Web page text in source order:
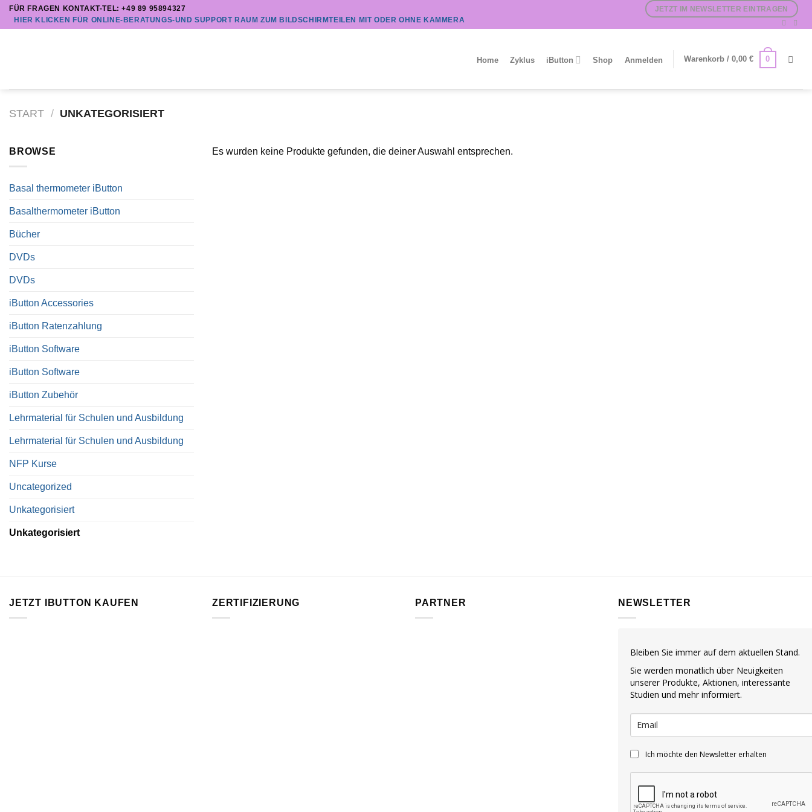
Zum
Inhalt
FÜR FRAGEN KONTAKT-TEL: +49 89 95894327
HIER KLICKEN FÜR ONLINE-BERATUNGS-UND SUPPORT RAUM ZUM BILDSCHIRMTEILEN MIT ODER OHNE KAMMERA
JETZT IM NEWSLETTER EINTRAGEN
Home Zyklus iButton Shop Anmelden Warenkorb / 0,00 € 0
START / UNKATEGORISIERT
BROWSE
Basal thermometer iButton
Basalthermometer iButton
Bücher
DVDs
DVDs
iButton Accessories
iButton Ratenzahlung
iButton Software
iButton Software
iButton Zubehör
Lehrmaterial für Schulen und Ausbildung
Lehrmaterial für Schulen und Ausbildung
NFP Kurse
Uncategorized
Unkategorisiert
Unkategorisiert
Es wurden keine Produkte gefunden, die deiner Auswahl entsprechen.
JETZT IBUTTON KAUFEN ZERTIFIZIERUNG PARTNER NEWSLETTER
Bleiben Sie immer auf dem aktuellen Stand.
Sie werden monatlich über Neuigkeiten
unserer Produkte, Aktionen, interessante
Studien und mehr informiert.
Ich möchte den Newsletter erhalten